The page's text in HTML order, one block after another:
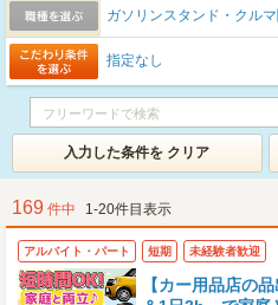
ガソリンスタンド・クル
指定なし
入力した条件を クリア
169 件中 1-20件目表示
アルバイト・パート 短期 未経験者歓迎
【カー用品店の